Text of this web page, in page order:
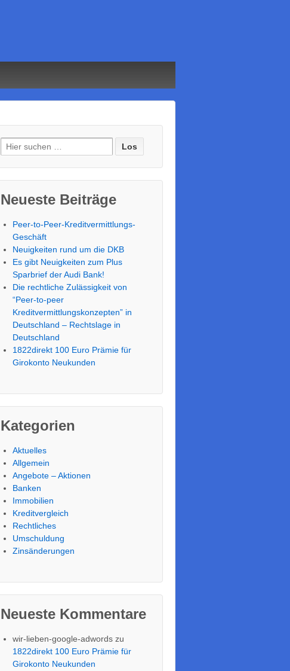
Suche nach:
Neueste Beiträge
Peer-to-Peer-Kreditvermittlungs-
Geschäft
Neuigkeiten rund um die DKB
Es gibt Neuigkeiten zum Plus
Sparbrief der Audi Bank!
Die rechtliche Zulässigkeit von
“Peer-to-peer
Kreditvermittlungskonzepten” in
Deutschland – Rechtslage in
Deutschland
1822direkt 100 Euro Prämie für
Girokonto Neukunden
Kategorien
Aktuelles
Allgemein
Angebote – Aktionen
Banken
Immobilien
Kreditvergleich
Rechtliches
Umschuldung
Zinsänderungen
Neueste Kommentare
wir-lieben-google-adwords zu
1822direkt 100 Euro Prämie für
Girokonto Neukunden